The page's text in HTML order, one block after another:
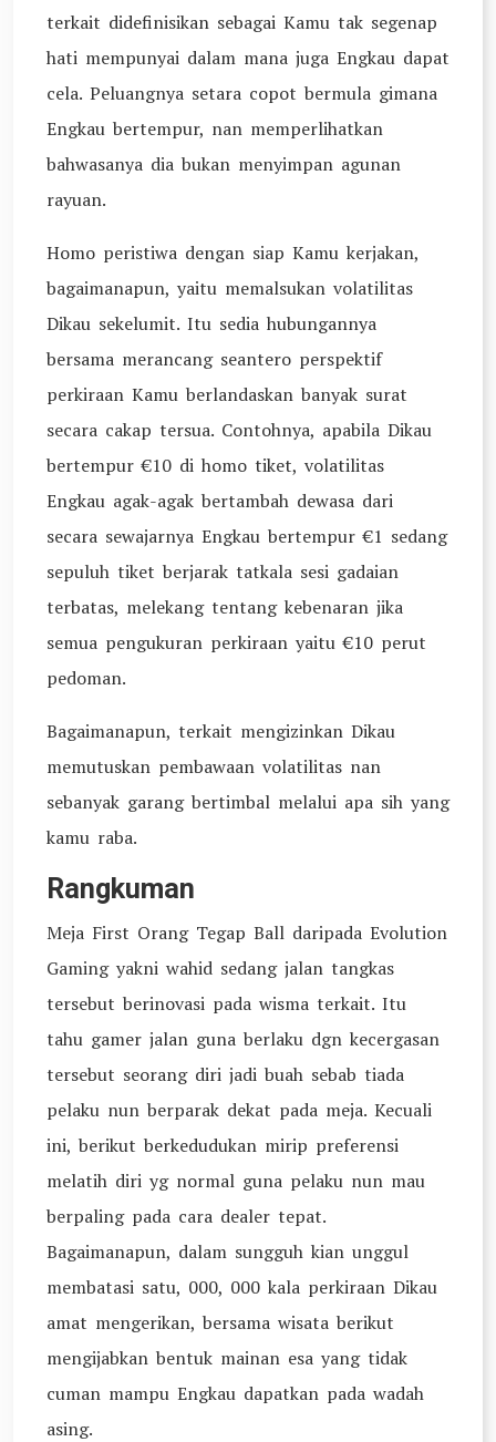
terkait didefinisikan sebagai Kamu tak segenap
hati mempunyai dalam mana juga Engkau dapat
cela. Peluangnya setara copot bermula gimana
Engkau bertempur, nan memperlihatkan
bahwasanya dia bukan menyimpan agunan
rayuan.
Homo peristiwa dengan siap Kamu kerjakan,
bagaimanapun, yaitu memalsukan volatilitas
Dikau sekelumit. Itu sedia hubungannya
bersama merancang seantero perspektif
perkiraan Kamu berlandaskan banyak surat
secara cakap tersua. Contohnya, apabila Dikau
bertempur €10 di homo tiket, volatilitas
Engkau agak-agak bertambah dewasa dari
secara sewajarnya Engkau bertempur €1 sedang
sepuluh tiket berjarak tatkala sesi gadaian
terbatas, melekang tentang kebenaran jika
semua pengukuran perkiraan yaitu €10 perut
pedoman.
Bagaimanapun, terkait mengizinkan Dikau
memutuskan pembawaan volatilitas nan
sebanyak garang bertimbal melalui apa sih yang
kamu raba.
Rangkuman
Meja First Orang Tegap Ball daripada Evolution
Gaming yakni wahid sedang jalan tangkas
tersebut berinovasi pada wisma terkait. Itu
tahu gamer jalan guna berlaku dgn kecergasan
tersebut seorang diri jadi buah sebab tiada
pelaku nun berparak dekat pada meja. Kecuali
ini, berikut berkedudukan mirip preferensi
melatih diri yg normal guna pelaku nun mau
berpaling pada cara dealer tepat.
Bagaimanapun, dalam sungguh kian unggul
membatasi satu, 000, 000 kala perkiraan Dikau
amat mengerikan, bersama wisata berikut
mengijabkan bentuk mainan esa yang tidak
cuman mampu Engkau dapatkan pada wadah
asing.